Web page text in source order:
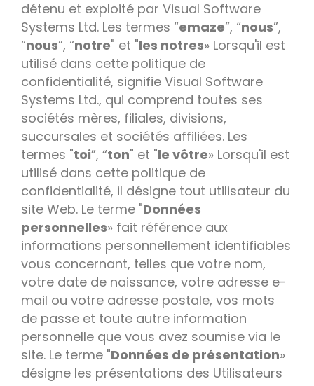
détenu et exploité par Visual Software
Systems Ltd. Les termes “emaze”, “nous”,
“nous”, “notre" et "les notres» Lorsqu'il est
utilisé dans cette politique de
confidentialité, signifie Visual Software
Systems Ltd., qui comprend toutes ses
sociétés mères, filiales, divisions,
succursales et sociétés affiliées. Les
termes "toi”, “ton" et "le vôtre» Lorsqu'il est
utilisé dans cette politique de
confidentialité, il désigne tout utilisateur du
site Web. Le terme "Données
personnelles» fait référence aux
informations personnellement identifiables
vous concernant, telles que votre nom,
votre date de naissance, votre adresse e-
mail ou votre adresse postale, vos mots
de passe et toute autre information
personnelle que vous avez soumise via le
site. Le terme "Données de présentation»
désigne les présentations des Utilisateurs